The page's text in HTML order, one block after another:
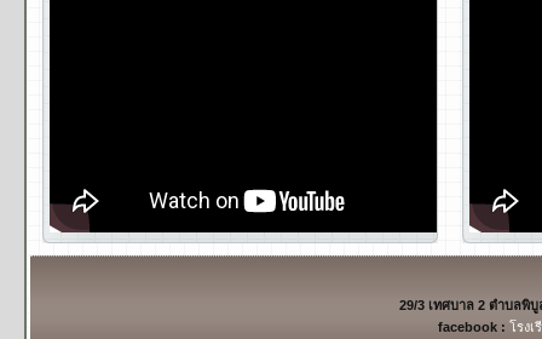
29/3 เทศบาล 2 ตำบลพิ
facebook : โรงเ